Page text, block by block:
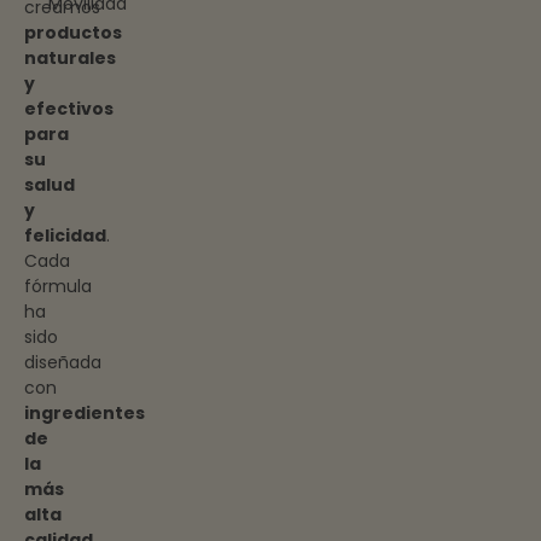
creamos
productos
naturales
y
efectivos
para
su
salud
y
felicidad.
Cada
fórmula
ha
sido
diseñada
con
ingredientes
de
la
más
alta